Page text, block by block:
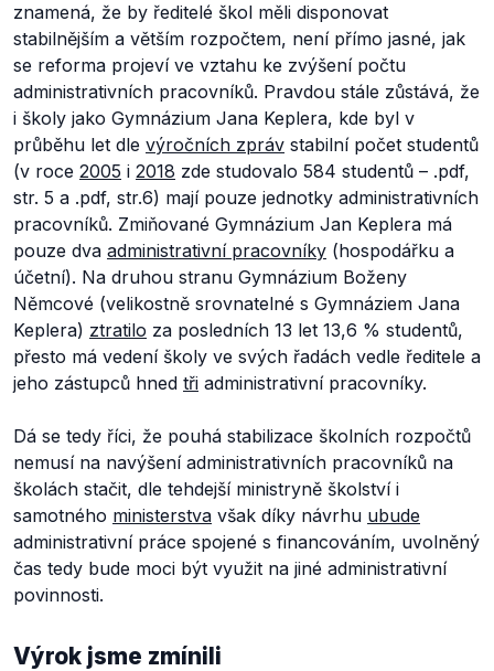
znamená, že by ředitelé škol měli disponovat
stabilnějším a větším rozpočtem, není přímo jasné, jak
se reforma projeví ve vztahu ke zvýšení počtu
administrativních pracovníků. Pravdou stále zůstává, že
i školy jako Gymnázium Jana Keplera, kde byl v
průběhu let dle výročních zpráv stabilní počet studentů
(v roce 2005 i 2018 zde studovalo 584 studentů – .pdf,
str. 5 a .pdf, str.6) mají pouze jednotky administrativních
pracovníků. Zmiňované Gymnázium Jan Keplera má
pouze dva administrativní pracovníky (hospodářku a
účetní). Na druhou stranu Gymnázium Boženy
Němcové (velikostně srovnatelné s Gymnáziem Jana
Keplera) ztratilo za posledních 13 let 13,6 % studentů,
přesto má vedení školy ve svých řadách vedle ředitele a
jeho zástupců hned tři administrativní pracovníky.
Dá se tedy říci, že pouhá stabilizace školních rozpočtů
nemusí na navýšení administrativních pracovníků na
školách stačit, dle tehdejší ministryně školství i
samotného ministerstva však díky návrhu ubude
administrativní práce spojené s financováním, uvolněný
čas tedy bude moci být využit na jiné administrativní
povinnosti.
Výrok jsme zmínili